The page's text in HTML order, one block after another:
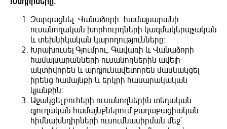
Զարգացնել Վանաձորի համալսարանի
ուսանողական խորհուրդների կազմակերպչական
և տեխնիկական կարողությունները:
Խրախուսել Գյումրու, Գավառի և Վանաձորի
համալսարանների ուսանողներին ավելի
ակտիվորեն և արդյունավետորեն մասնակցել
իրենց համայնքի և երկրի հասարակական
կյանքին:
Աջակցել բուհերի ուսանողներին տեղական
գյուղական համայնքներում քաղաքացիական
հիմնախնդիրների ուսումնասիրման մեջ`